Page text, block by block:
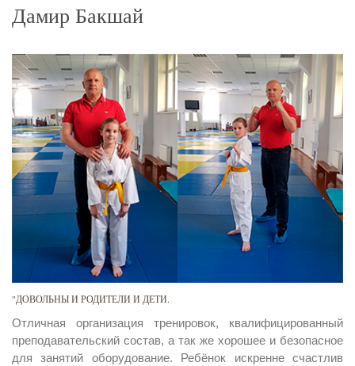
Дамир Бакшай
"ДОВОЛЬНЫ И РОДИТЕЛИ И ДЕТИ.
Отличная организация тренировок, квалифицированный
преподавательский состав, а так же хорошее и безопасное
для занятий оборудование. Ребёнок искренне счастлив